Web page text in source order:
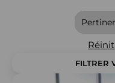
matériaux robustes et
besoins intensifs, nos
confortable et fiable en
sur notre site pour
répond à vos
FILTRER